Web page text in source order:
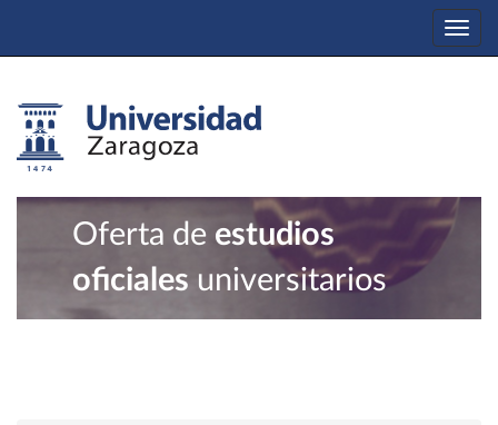
Oferta de estudios
oficiales universitarios